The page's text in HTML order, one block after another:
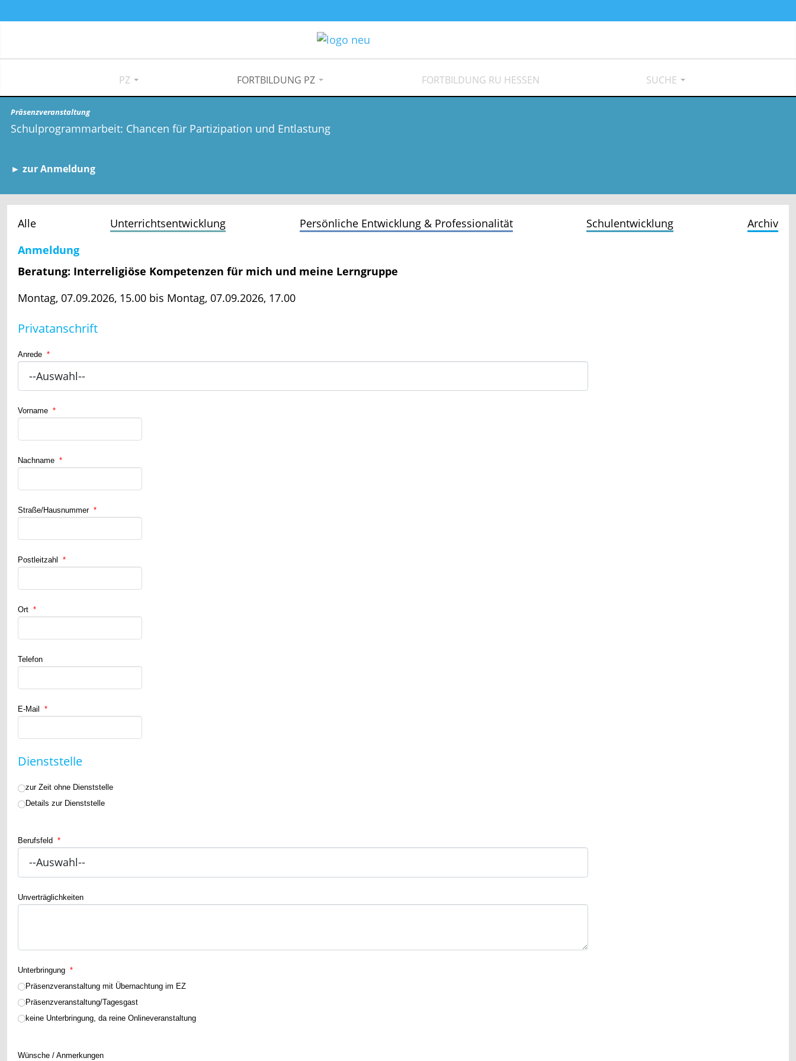
PZ FORTBILDUNG PZ FORTBILDUNG RU HESSEN SUCHE
Präsenzveranstaltung
Schulprogrammarbeit: Chancen für Partizipation und Entlastung
► zur Anmeldung
Alle Unterrichtsentwicklung Persönliche Entwicklung & Professionalität Schulentwicklung
Archiv
Anmeldung
Beratung: Interreligiöse Kompetenzen für mich und meine Lerngruppe
Montag, 07.09.2026, 15.00 bis Montag, 07.09.2026, 17.00
Privatanschrift
Anrede *
Vorname *
Nachname *
Straße/Hausnummer *
Postleitzahl *
Ort *
Telefon
E-Mail *
Dienststelle
zur Zeit ohne Dienststelle
Details zur Dienststelle
Berufsfeld *
Unverträglichkeiten
Unterbringung *
Präsenzveranstaltung mit Übernachtung im EZ
Präsenzveranstaltung/Tagesgast
keine Unterbringung, da reine Onlineveranstaltung
Wünsche / Anmerkungen